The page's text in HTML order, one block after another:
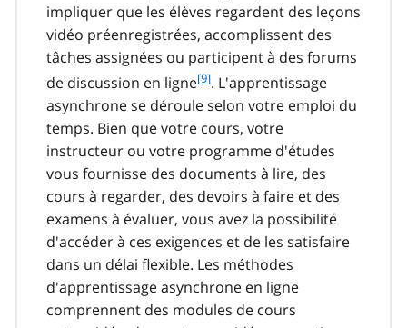
impliquer que les élèves regardent des leçons
vidéo préenregistrées, accomplissent des
tâches assignées ou participent à des forums
de discussion en lignef
o
n
o
t
9
[9]. L'apprentissage
asynchrone se déroule selon votre emploi du
temps. Bien que votre cours, votre
instructeur ou votre programme d'études
vous fournisse des documents à lire, des
cours à regarder, des devoirs à faire et des
examens à évaluer, vous avez la possibilité
d'accéder à ces exigences et de les satisfaire
dans un délai flexible. Les méthodes
d'apprentissage asynchrone en ligne
comprennent des modules de cours